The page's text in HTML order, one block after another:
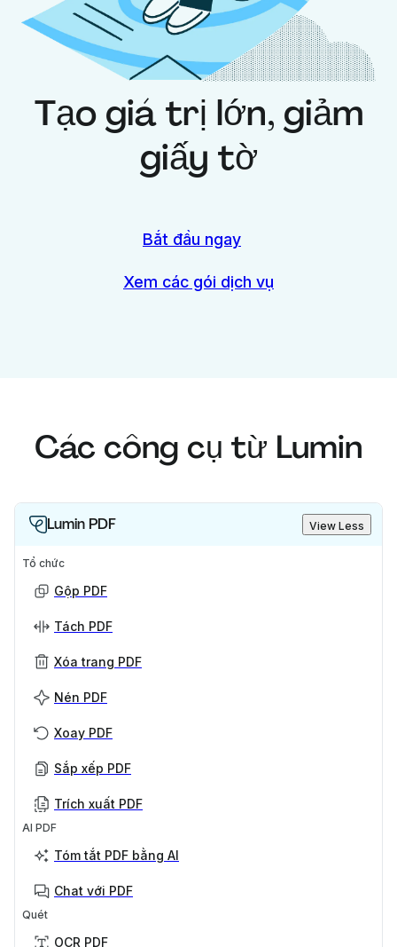
Tạo giá trị lớn, giảm
giấy tờ
Bắt đầu ngay
Xem các gói dịch vụ
Các công cụ từ Lumin
Lumin PDF View Less
Tổ chức
Gộp PDF
Tách PDF
Xóa trang PDF
Nén PDF
Xoay PDF
Sắp xếp PDF
Trích xuất PDF
AI PDF
Tóm tắt PDF bằng AI
Chat với PDF
Quét
OCR PDF